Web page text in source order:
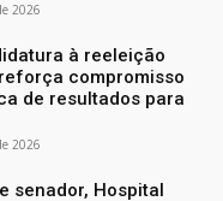
2026
à reeleição
compromisso
de resultados para
2026
senador, Hospital